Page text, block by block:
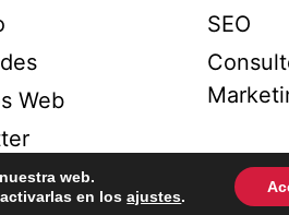
Web
SEO
web.
en losajustes.